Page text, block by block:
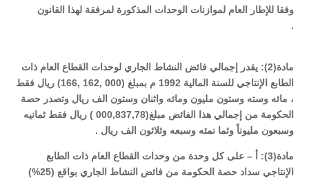
وفقا للإطار العام لموازنات الوحدات المذكورة لمرفقة لهذا القانون
مادة(2): يقدر إجمالي فائض النشاط الجاري لوحدات القطاع العام ذات
الطابع الإنتاجي للسنة المالية 1992 م بمبلغ (000
,
162 ,166) ريال فقط
، مائه وسته وستون مليون ومائه واثنان وستون الف ريال وتصدر حصة
الحكومة من إجمالي هذا الفائض مبلغ(000
,837,78
) ريال فقط ثمانيه
وسبعون مليوناً وثما نمئه وسبعه وثلاثون الف ريال .
مادة(3): أ – على كل وحدة من وحدات القطاع العام ذات الطابع
الإنتاجي سداد حصة الحكومة من فائض النشاط الجاري بواقع (25%)